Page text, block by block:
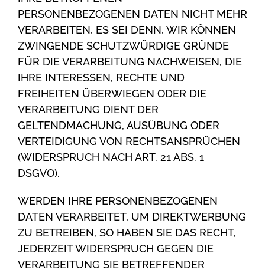
PERSONENBEZOGENEN DATEN NICHT MEHR
VERARBEITEN, ES SEI DENN, WIR KÖNNEN
ZWINGENDE SCHUTZWÜRDIGE GRÜNDE
FÜR DIE VERARBEITUNG NACHWEISEN, DIE
IHRE INTERESSEN, RECHTE UND
FREIHEITEN ÜBERWIEGEN ODER DIE
VERARBEITUNG DIENT DER
GELTENDMACHUNG, AUSÜBUNG ODER
VERTEIDIGUNG VON RECHTSANSPRÜCHEN
(WIDERSPRUCH NACH ART. 21 ABS. 1
DSGVO).
WERDEN IHRE PERSONENBEZOGENEN
DATEN VERARBEITET, UM DIREKTWERBUNG
ZU BETREIBEN, SO HABEN SIE DAS RECHT,
JEDERZEIT WIDERSPRUCH GEGEN DIE
VERARBEITUNG SIE BETREFFENDER